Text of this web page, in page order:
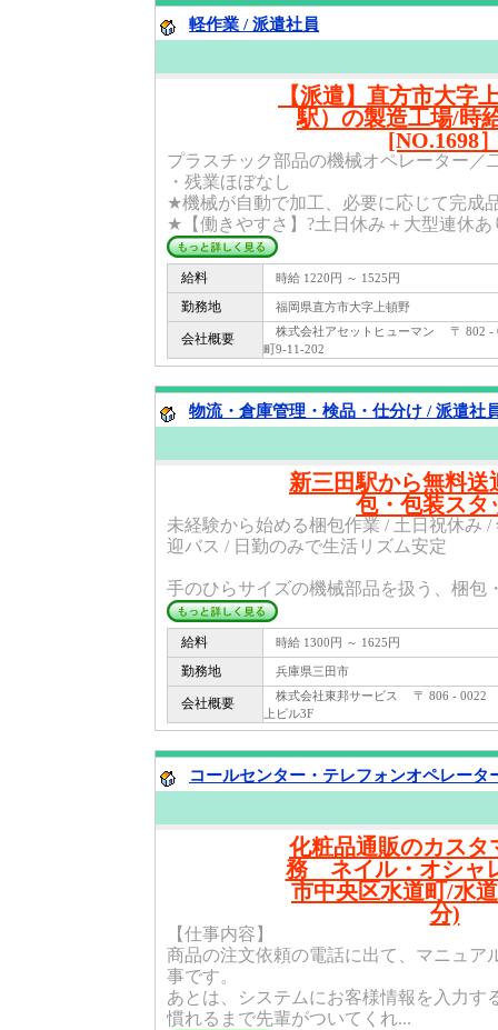
軽作業 / 派遣社員
【派遣】直方市大字
駅）の製造工場/時
[NO.1698
プラスチック部品の機械オペレーター／
・残業ほぼなし
★機械が自動で加工、必要に応じて完成
★【働きやすさ】?土日休み＋大型連休あ
給料 時給 1220円 ～ 1525円
勤務地 福岡県直方市大字上頓野
会社概要
株式会社アセットヒューマン 〒 802 -
町9-11-202
物流・倉庫管理・検品・仕分け / 派遣社
新三田駅から無料送
包・包装スタ
未経験から始める梱包作業 / 土日祝休み /
迎バス / 日勤のみで生活リズム安定
手のひらサイズの機械部品を扱う、梱包
給料 時給 1300円 ～ 1625円
勤務地 兵庫県三田市
会社概要
株式会社東邦サービス 〒 806 - 0022
上ビル3F
コールセンター・テレフォンオペレータ
化粧品通販のカスタ
務 ネイル・オシャ
市中央区水道町/水
分)
【仕事内容】
商品の注文依頼の電話に出て、マニュア
事です。
あとは、システムにお客様情報を入力す
慣れるまで先輩がついてくれ...